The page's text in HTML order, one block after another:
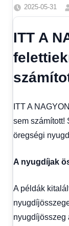
2025-05-31
ITT A
ITT A
sem számított!
öregségi
A nyugdíjak
A példák
nyugdíjösszeg